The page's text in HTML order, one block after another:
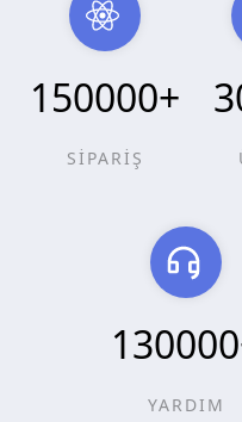
150000+
SİPARİŞ
130000
YARDIM